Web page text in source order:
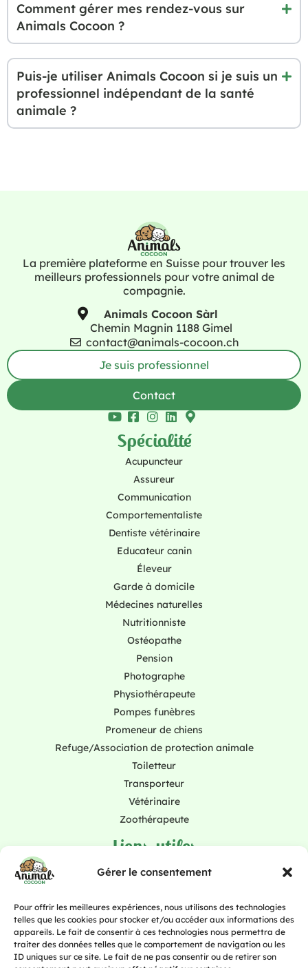
Gérer le consentement
Pour offrir les meilleures expériences, nous utilisons des technologies
telles que les cookies pour stocker et/ou accéder aux informations des
appareils. Le fait de consentir à ces technologies nous permettra de
traiter des données telles que le comportement de navigation ou les
ID uniques sur ce site. Le fait de ne pas consentir ou de retirer son
Comment gérer mes rendez-vous sur
Animals Cocoon ?
Puis-je utiliser Animals Cocoon si je suis un
professionnel indépendant de la santé
animale ?
La première plateforme en Suisse pour trouver les
meilleurs professionnels pour votre animal de
compagnie.
Animals Cocoon Sàrl
Chemin Magnin 1188 Gimel
contact@animals-cocoon.ch
Je suis professionnel
Contact
Spécialité
Acupuncteur
Assureur
Communication
Comportementaliste
Dentiste vétérinaire
Educateur canin
Éleveur
Garde à domicile
Médecines naturelles
Nutritionniste
Ostéopathe
Pension
Photographe
Physiothérapeute
Pompes funèbres
Promeneur de chiens
Refuge/Association de protection animale
Toiletteur
Transporteur
Vétérinaire
Zoothérapeute
Liens utiles
Abonnement
Blog
Contact
Tout pour mon chat
Tout pour mon cheval